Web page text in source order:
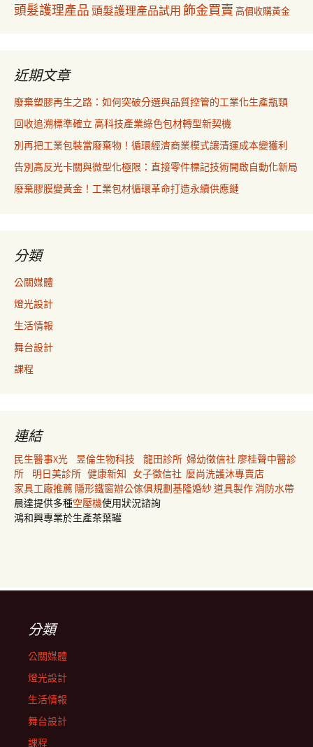
頭髮護理產品 頭髮護理產品試用 飾金買賣 高價收購黃金
近期文章
廢棄塑膠再生之路：如何突破分選與品質控管的工業化生產瓶頸
回收追溯標準確立 高科技產業綠色包材轉型新契機
別再把工業包裝當廢棄物！循環經濟商業模式讓清運成本變獲利
告別高反光卡關與微型化極限：直接零件標記技術開啟自動化新局
廢棄膠膜變黃金！工業包材循環革命打造永續供應鏈
分類
公關媒體
燈光設計
生活情報
舞台設計
課程
連結
民生醫事X光 昱倫生物科技 龍田診所 婦幼徵信社 廖桂聲中醫診
所
明日美診所 健康新知 女子徵信社 麼尚洗護沐專賣店
家具工廠推薦 隱形鐵窗辦公傢俱規劃基隆婚紗道具製作消防水帶
晨達提供多種空壓機使用狀況諮詢
鴻和興專業於生產茶葉罐
分類
公關媒體
燈光設計
生活情報
舞台設計
課程